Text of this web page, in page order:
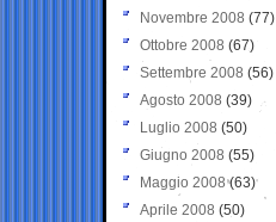
Novembre 2008 (77)
Ottobre 2008 (67)
Settembre 2008 (56)
Agosto 2008 (39)
Luglio 2008 (50)
Giugno 2008 (55)
Maggio 2008(63)
Aprile 2008 (50)